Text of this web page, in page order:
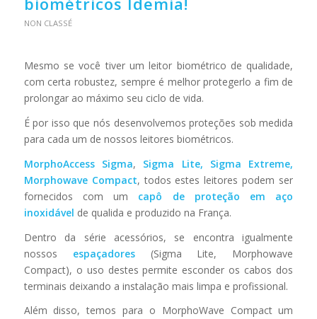
NON CLASSÉ
Mesmo se você tiver um leitor biométrico de qualidade,
com certa robustez, sempre é melhor protegerlo a fim de
prolongar ao máximo seu ciclo de vida.
É por isso que nós desenvolvemos proteções sob medida
para cada um de nossos leitores biométricos.
MorphoAccess Sigma, Sigma Lite, Sigma Extreme,
Morphowave Compact, todos estes leitores podem ser
fornecidos com um capô de proteção em aço
inoxidável de qualida e produzido na França.
Dentro da série acessórios, se encontra igualmente
nossos espaçadores (Sigma Lite, Morphowave
Compact), o uso destes permite esconder os cabos dos
terminais deixando a instalação mais limpa e profissional.
Além disso, temos para o MorphoWave Compact um